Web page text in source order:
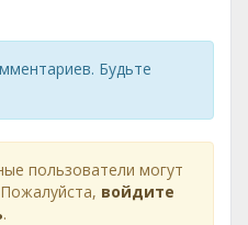
Будьте
пользователи могут
войдите
.